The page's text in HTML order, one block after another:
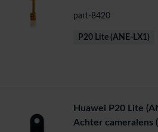
part-8420
P20 Lite (ANE-LX1)
Huawei P20 Lite
Achter cameralens